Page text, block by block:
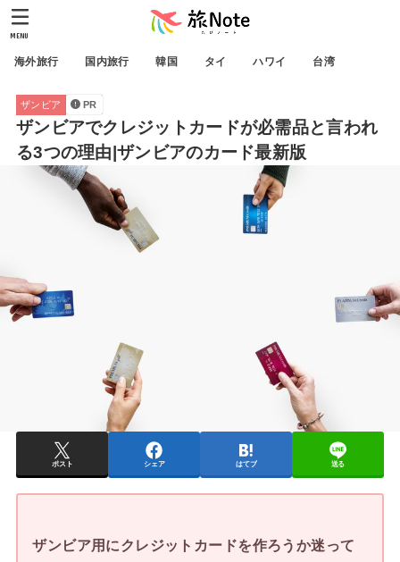
海外旅行 国内旅行 韓国 タイ ハワイ 台湾
MENU
ザンビア PR
ザンビアでクレジットカードが必需品と言われ
る3つの理由|ザンビアのカード最新版
ポスト シェア はてブ 送る
ザンビア用にクレジットカードを作ろうか迷って